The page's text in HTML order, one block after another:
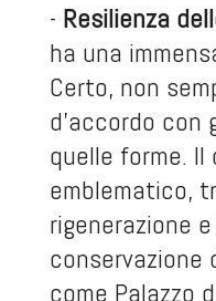
- Resilienza
ha una
Certo, non
d’accordo
quelle forme.
emblematico,
rigenerazione
conservazione
come Palazzo